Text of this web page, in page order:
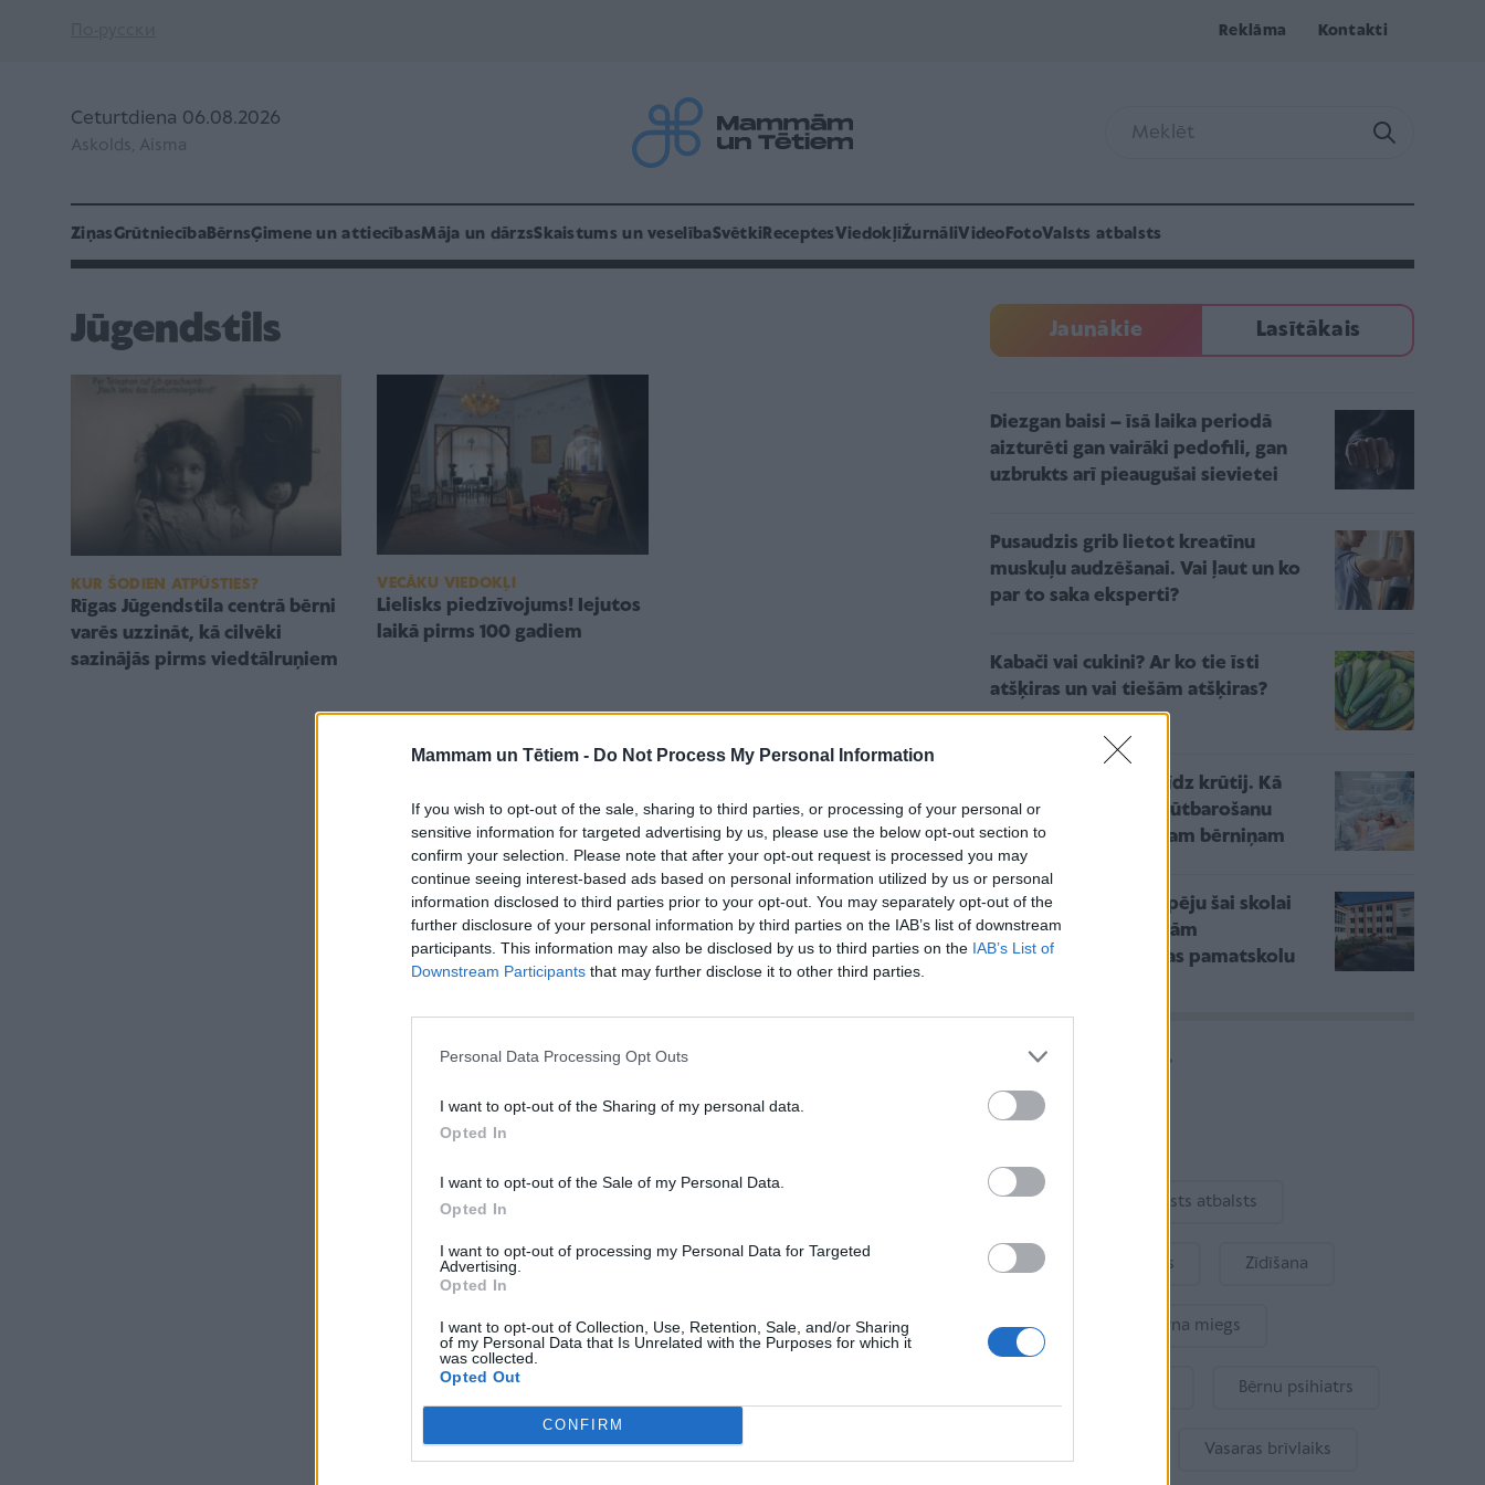
Mammam un Tētiem - Do Not Process My Personal Information
If you wish to opt-out of the sale, sharing to third parties, or processing of your personal or
sensitive information for targeted advertising by us, please use the below opt-out section to
confirm your selection. Please note that after your opt-out request is processed you may
continue seeing interest-based ads based on personal information utilized by us or personal
information disclosed to third parties prior to your opt-out. You may separately opt-out of the
further disclosure of your personal information by third parties on the IAB’s list of downstream
participants. This information may also be disclosed by us to third parties on the IAB’s List of
Downstream Participants that may further disclose it to other third parties.
Personal Data Processing Opt Outs
I want to opt-out of the Sharing of my personal data.
Opted In
I want to opt-out of the Sale of my Personal Data.
Opted In
I want to opt-out of processing my Personal Data for Targeted
Advertising.
Opted In
I want to opt-out of Collection, Use, Retention, Sale, and/or Sharing
of my Personal Data that Is Unrelated with the Purposes for which it
was collected.
Opted Out
CONFIRM
Reklāma Kontakti
Ceturtdiena 06.08.2026
Askolds, Aisma
ZiņasGrūtniecībaBērnsĢimene un attiecībasMāja un dārzsSkaistums un veselībaSvētki ReceptesViedokļiŽurnāliVideo FotoValsts atbalsts
Jūgendstils
KUR ŠODIEN ATPŪSTIES?
Rīgas Jūgendstila centrā bērni
varēs uzzināt, kā cilvēki
sazinājās pirms viedtālruņiem
VECĀKU VIEDOKĻI
Lielisks piedzīvojums! Iejutos
laikā pirms 100 gadiem
Jaunākie Lasītākais
Diezgan baisi – īsā laika periodā
aizturēti gan vairāki pedofili, gan
uzbrukts arī pieaugušai sievietei
Pusaudzis grib lietot kreatīnu
muskuļu audzēšanai. Vai ļaut un ko
par to saka eksperti?
Kabači vai cukini? Ar ko tie īsti
atšķiras un vai tiešām atšķiras?
Ceļš no inkubatora līdz krūtij. Kā
veiksmīgi īstenot krūtbarošanu
priekšlaikus dzimušam bērniņam
"Mēs varētu dot iespēju šai skolai
sevi izglābt''. Pagaidām
nereorganizē Bauskas pamatskolu
Vairāk rakstu
Ukraina Valsts atbalsts
Kur šodien atpūsties Zīdīšana
Drošība Bērna miegs
Bērnu psihiatrs
Vasaras brīvlaiks